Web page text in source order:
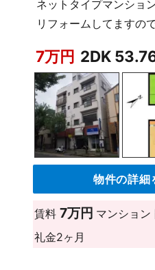
ネットタイプマンショ
リフォームしてますの
7万円 2DK
物件の詳細
賃料 7万円 マンション
礼金2ヶ月